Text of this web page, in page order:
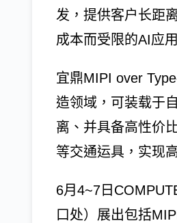
发，提供客户长距
成本而受限的AI应
宜鼎MIPI over
造领域，可装载于
离、并具备高性价
等交通运具，实现
6月4~7日
口处）展出包括